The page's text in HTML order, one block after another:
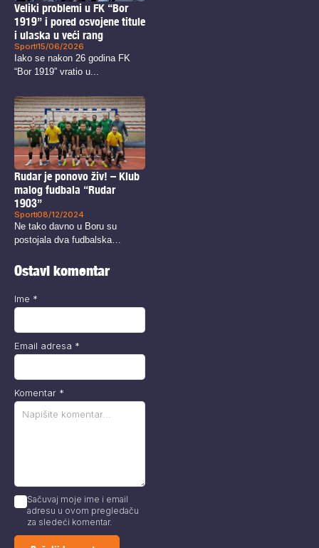
Veliki problemi u FK “Bor
1919” i pored osvojene titule
i ulaska u veći rang
Sport15/06/2026
Iako se nakon 26 godina FK
“Bor 1919” vratio u...
Rudar je ponovo živ! – Klub
malog fudbala “Rudar
1903”
Sport08/12/2024
Ne tako davno u Boru su
postojala dva fudbalska
Ostavi komentar
Komentar *
Ime *
Email adresa *
Sačuvaj moje ime i email
adresu u ovom pregledaču
za sledeći komentar.